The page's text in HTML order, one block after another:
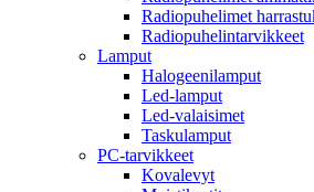
Radiopuhelimet
Radiopuhelintarvikkeet
Lamput
Halogeenilamput
Led-lamput
Led-valaisimet
Taskulamput
PC-tarvikkeet
Kovalevyt